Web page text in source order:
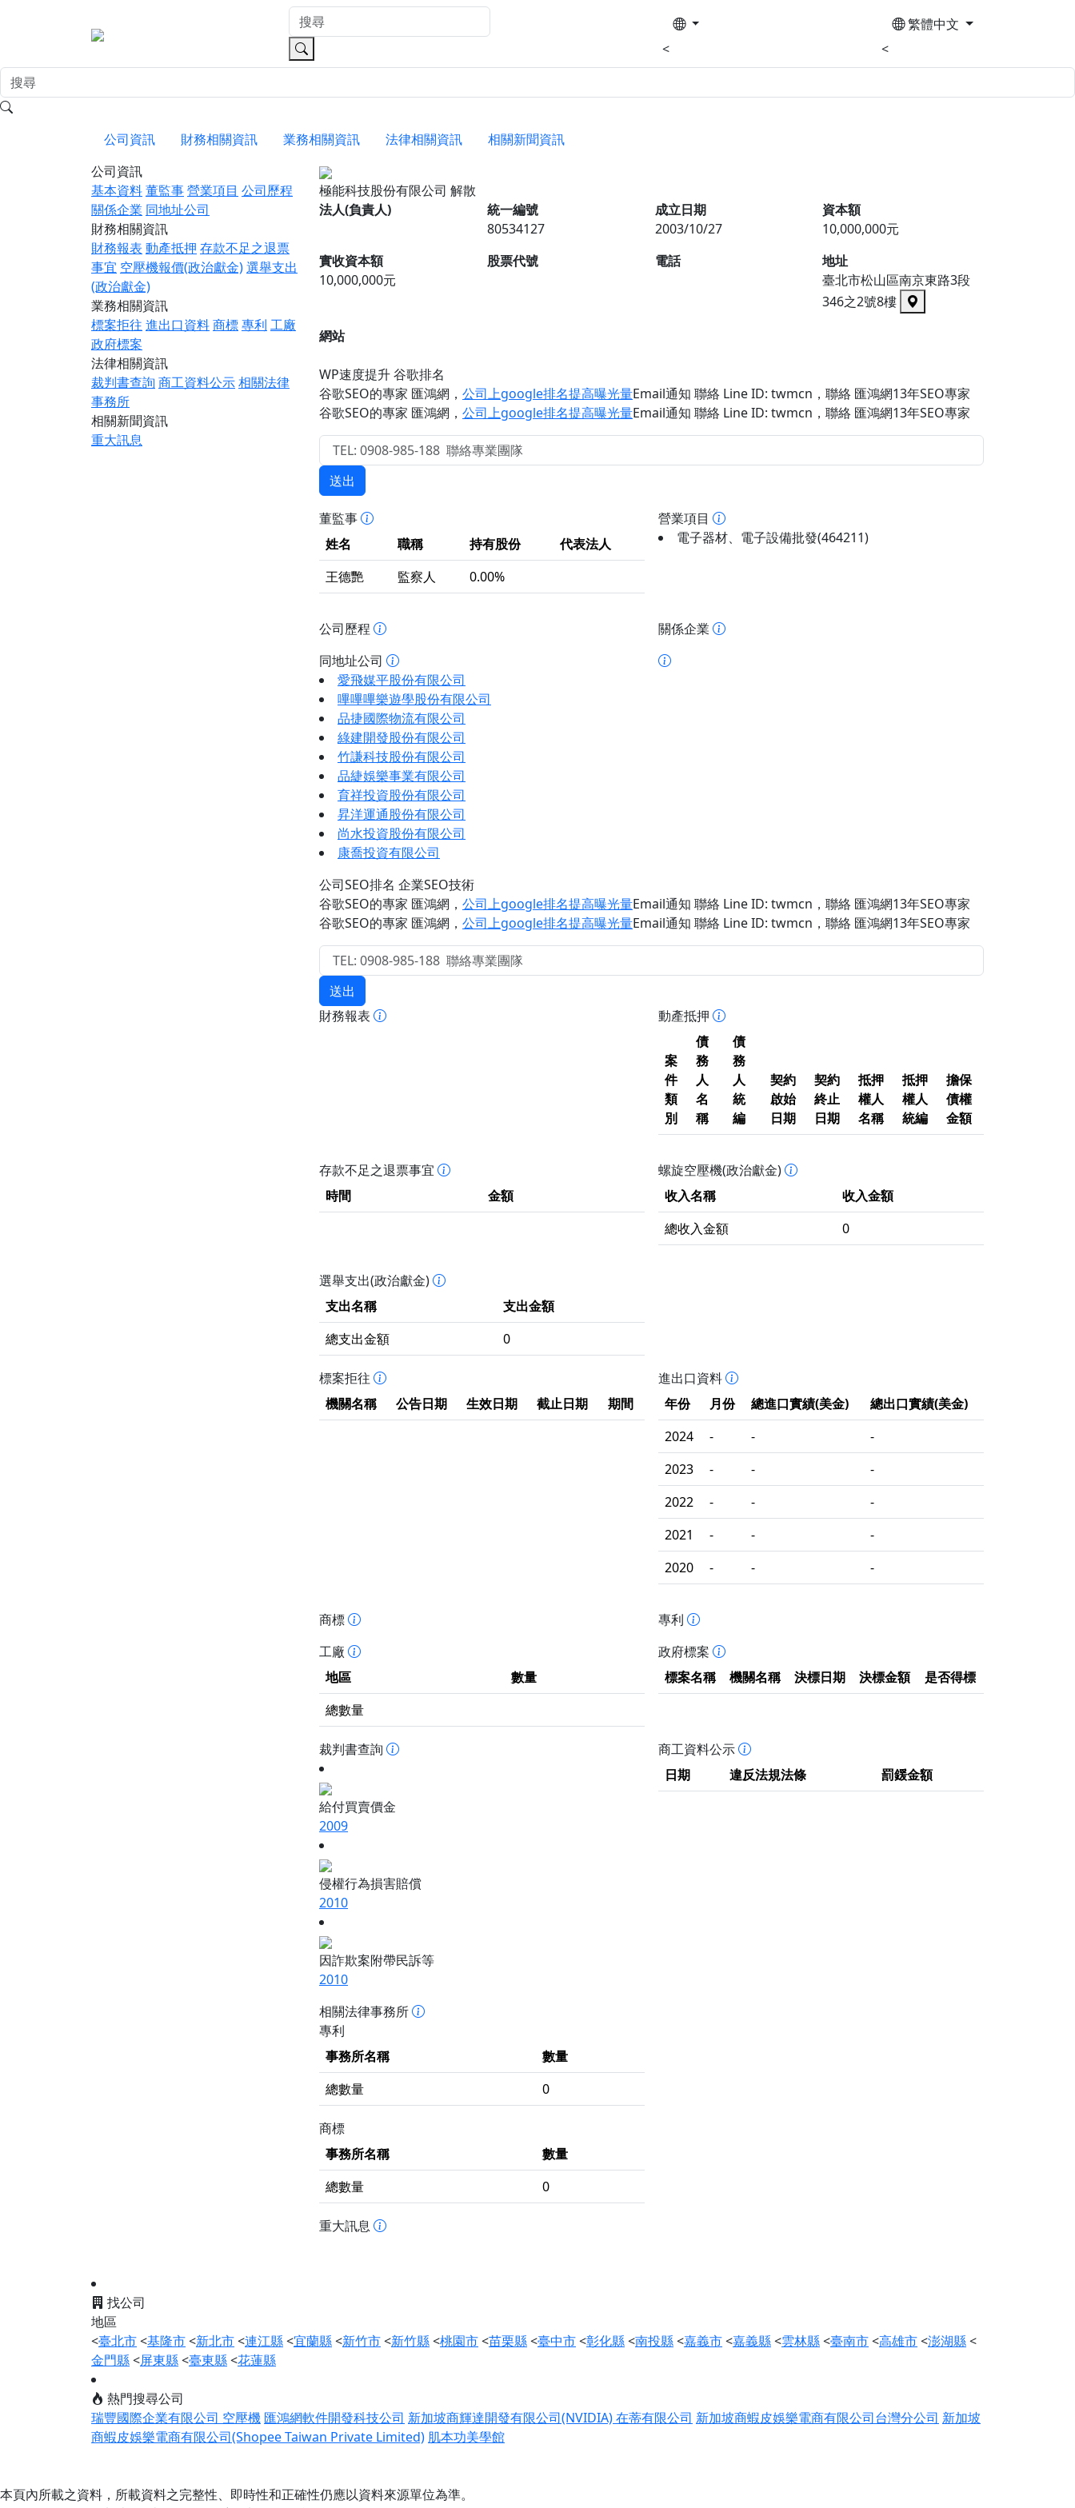
<
繁體中文
<
公司資訊 財務相關資訊 業務相關資訊 法律相關資訊
相關新聞資訊
公司資訊
基本資料董監事營業項目 公司歷程
關係企業 同地址公司
財務相關資訊
財務報表 動產抵押 存款不足之退票
事宜 空壓機報價(政治獻金)選舉支出
(政治獻金)
業務相關資訊
標案拒往 進出口資料商標專利 工廠
政府標案
法律相關資訊
裁判書查詢 商工資料公示相關法律
事務所
相關新聞資訊
重大訊息
極能科技股份有限公司 解散
法人(負責人)
統一編號
80534127
成立日期
2003/10/27
資本額
10,000,000元
實收資本額
10,000,000元
股票代號 電話
地址
臺北市松山區南京東路3段
346之2號8樓
網站
WP速度提升 谷歌排名
谷歌SEO的專家 匯鴻網 ， 公司上google排名提高曝光量Email通知 聯絡 Line ID: twmcn ，聯絡 匯鴻網13年SEO專家
谷歌SEO的專家 匯鴻網 ， 公司上google排名提高曝光量Email通知 聯絡 Line ID: twmcn ，聯絡 匯鴻網13年SEO專家
送出
董監事
姓名
職稱 持有股份
代表法人
王德艷
監察人 0.00%
營業項目
電子器材、電子設備批發(464211)
公司歷程
關係企業
同地址公司
愛飛媒平股份有限公司
嗶嗶嗶樂遊學股份有限公司
品捷國際物流有限公司
綠建開發股份有限公司
竹謙科技股份有限公司
品緁娛樂事業有限公司
育祥投資股份有限公司
昇洋運通股份有限公司
尚水投資股份有限公司
康喬投資有限公司
公司SEO排名 企業SEO技術
谷歌SEO的專家 匯鴻網 ， 公司上google排名提高曝光量Email通知 聯絡 Line ID: twmcn ，聯絡 匯鴻網13年SEO專家
谷歌SEO的專家 匯鴻網 ， 公司上google排名提高曝光量Email通知 聯絡 Line ID: twmcn ，聯絡 匯鴻網13年SEO專家
送出
財務報表
動產抵押
案
件
類
別
債
務
人
名
稱
債
務
人
統
編
契約
啟始
日期
契約
終止
日期
抵押
權人
名稱
抵押
權人
統編
擔保
債權
金額
存款不足之退票事宜
時間
金額
螺旋空壓機(政治獻金)
收入名稱
收入金額
總收入金額
0
選舉支出(政治獻金)
支出名稱
支出金額
總支出金額
0
標案拒往
機關名稱
公告日期 生效日期 截止日期 期間
進出口資料
年份
月份 總進口實績(美金)
總出口實績(美金)
2024
- -
-
2023
- -
-
2022
- -
-
2021
- -
-
2020
- - -
商標
專利
工廠
地區
數量
總數量
政府標案
標案名稱
機關名稱 決標日期 決標金額 是否得標
裁判書查詢
給付買賣價金
2009
侵權行為損害賠償
2010
因詐欺案附帶民訴等
2010
商工資料公示
日期
違反法規法條 罰鍰金額
相關法律事務所
專利
事務所名稱
數量
總數量
0
商標
事務所名稱
數量
總數量
0
重大訊息
找公司
地區
<臺北市<基隆市<新北市<連江縣<宜蘭縣<新竹市<新竹縣<桃園市<苗栗縣<臺中市<彰化縣<南投縣<嘉義市<嘉義縣<雲林縣<臺南市<高雄市<澎湖縣<
金門縣<屏東縣<臺東縣<花蓮縣
熱門搜尋公司
瑞豐國際企業有限公司 空壓機 匯鴻網軟件開發科技公司 新加坡商輝達開發有限公司(NVIDIA)在蒂有限公司 新加坡商蝦皮娛樂電商有限公司台灣分公司 新加坡
商蝦皮娛樂電商有限公司(Shopee Taiwan Private Limited) 肌本功美學館
本頁內所載之資料，所載資料之完整性、即時性和正確性仍應以資料來源單位為準。